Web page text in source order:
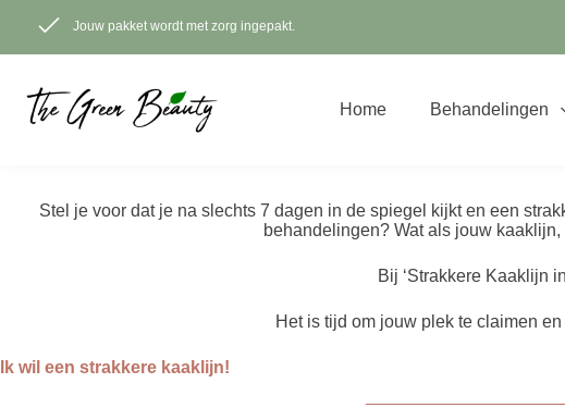
Jouw pakket wordt met zorg ingepakt.
Home Behandelingen
Stel je voor dat je na slechts 7 dagen in de spiegel kijkt en een
behandelingen? Wat als jouw
Bij ‘Strakkere Kaaklijn
Het is tijd om jouw plek te claimen
Ik wil een strakkere kaaklijn!